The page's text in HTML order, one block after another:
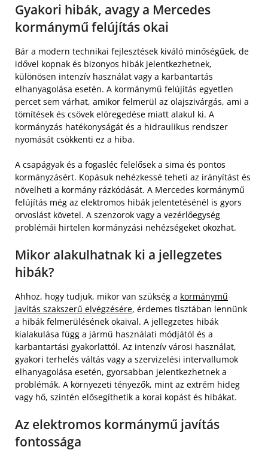
Gyakori hibák, avagy a Mercedes
kormánymű felújítás okai
Bár a modern technikai fejlesztések kiváló minőségűek, de
idővel kopnak és bizonyos hibák jelentkezhetnek,
különösen intenzív használat vagy a karbantartás
elhanyagolása esetén. A kormánymű felújítás egyetlen
percet sem várhat, amikor felmerül az olajszivárgás, ami a
tömítések és csövek elöregedése miatt alakul ki. A
kormányzás hatékonyságát és a hidraulikus rendszer
nyomását csökkenti ez a hiba.
A csapágyak és a fogasléc felelősek a sima és pontos
kormányzásért. Kopásuk nehézkessé teheti az irányítást és
növelheti a kormány rázkódását. A Mercedes kormánymű
felújítás még az elektromos hibák jelentetésénél is gyors
orvoslást követel. A szenzorok vagy a vezérlőegység
problémái hirtelen kormányzási nehézségeket okozhat.
Mikor alakulhatnak ki a jellegzetes
hibák?
Ahhoz, hogy tudjuk, mikor van szükség a kormánymű
javítás szakszerű elvégzésére, érdemes tisztában lennünk
a hibák felmerülésének okaival. A jellegzetes hibák
kialakulása függ a jármű használati módjától és a
karbantartási gyakorlattól. Az intenzív városi használat,
gyakori terhelés váltás vagy a szervizelési intervallumok
elhanyagolása esetén, gyorsabban jelentkezhetnek a
problémák. A környezeti tényezők, mint az extrém hideg
vagy hő, szintén elősegíthetik a korai kopást és hibákat.
Az elektromos kormánymű javítás
fontossága